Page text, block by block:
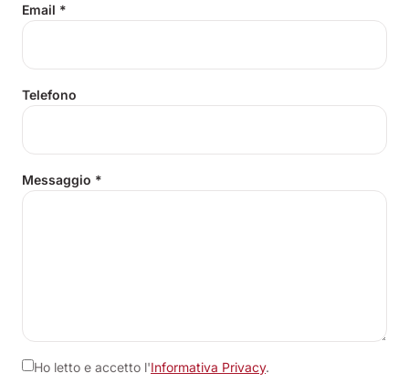
Email *
Telefono
Messaggio *
Ho letto e accetto l'Informativa Privacy.